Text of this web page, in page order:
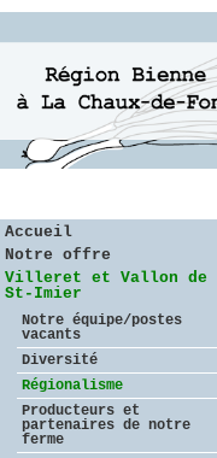
Accueil
Notre offre
Villeret et Vallon de
St-Imier
Notre équipe/postes
vacants
Diversité
Régionalisme
Producteurs et
partenaires de notre
ferme